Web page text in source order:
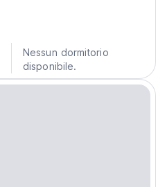
Nessun dormitorio
disponibile.